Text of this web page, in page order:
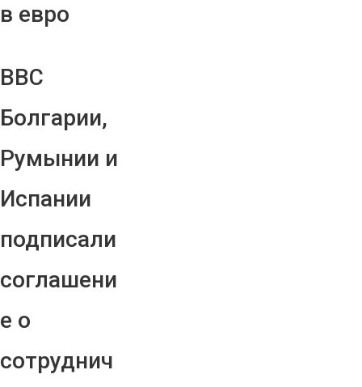
в евро
ВВС
Болгарии,
Румынии и
Испании
подписали
соглашени
е о
сотруднич